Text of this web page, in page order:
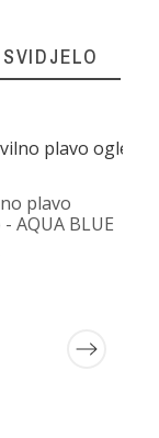
plavo
AQUA BLUE